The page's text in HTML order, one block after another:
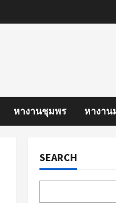
หางานชุมพร หางาน
SEARCH